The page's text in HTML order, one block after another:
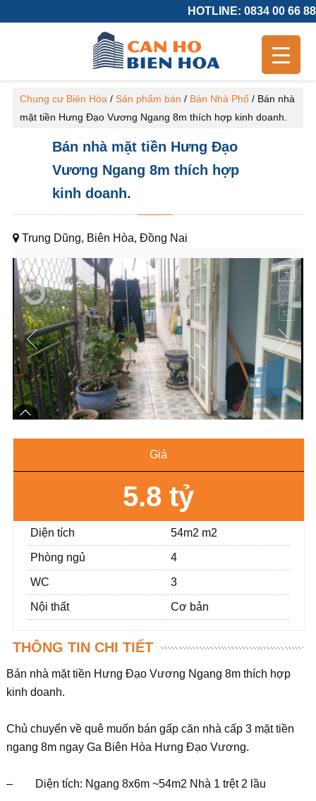
HOTLINE: 0834 00 66 88
Chung cư Biên Hòa / Sản phẩm bán / Bán Nhà Phố/ Bán nhà
mặt tiền Hưng Đạo Vương Ngang 8m thích hợp kinh doanh.
Bán nhà mặt tiền Hưng Đạo
Vương Ngang 8m thích hợp
kinh doanh.
Trung Dũng, Biên Hòa, Đồng Nai
Giá
5.8 tỷ
Diện tích 54m2 m2
Phòng ngủ 4
WC 3
Nội thất Cơ bản
THÔNG TIN CHI TIẾT
Bán nhà mặt tiền Hưng Đạo Vương Ngang 8m thích hợp
kinh doanh.
Chủ chuyển về quê muốn bán gấp căn nhà cấp 3 mặt tiền
ngang 8m ngay Ga Biên Hòa Hưng Đạo Vương.
– Diện tích: Ngang 8x6m ~54m2 Nhà 1 trệt 2 lầu